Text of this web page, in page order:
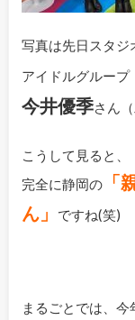
写真は先日スタジ
アイドルグループ
今井優季さん
こうして見ると、
完全に静岡の「
ん」
ですね(笑)
まるごとでは、